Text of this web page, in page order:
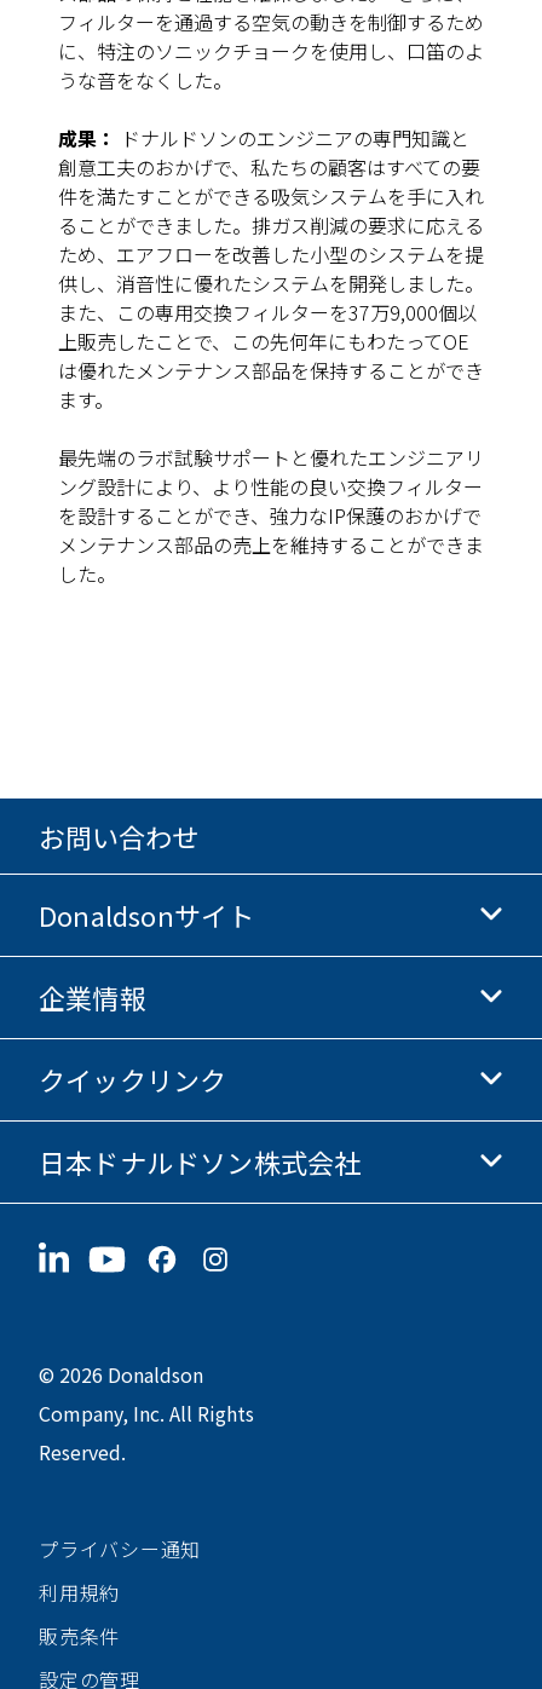
フィルターを通過する空気の動きを制御するため
に、特注のソニックチョークを使用し、口笛のよ
うな音をなくした。
成果：
ドナルドソンのエンジニアの専門知識と
創意工夫のおかげで、私たちの顧客はすべての要
件を満たすことができる吸気システムを手に入れ
ることができました。排ガス削減の要求に応える
ため、エアフローを改善した小型のシステムを提
供し、消音性に優れたシステムを開発しました。
また、この専用交換フィルターを37万9,000個以
上販売したことで、この先何年にもわたってOE
は優れたメンテナンス部品を保持することができ
ます。
最先端のラボ試験サポートと優れたエンジニアリ
ング設計により、より性能の良い交換フィルター
を設計することができ、強力なIP保護のおかげで
メンテナンス部品の売上を維持することができま
した。
お問い合わせ
Donaldsonサイト
Donaldsonライフサイエンス
Donaldsonオンラインストア
企業情報
企業情報
倫理・コンプライアンス
採用情報
クイックリンク
投資家情報
サプライヤー情報
サステナビリティ
日本ドナルドソン株式会社
〒190-0022
© 2026 Donaldson
Company, Inc. All Rights
Reserved.
プライバシー通知
利用規約
販売条件
設定の管理